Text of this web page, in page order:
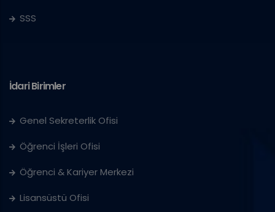
SSS
İdari Birimler
Genel Sekreterlik Ofisi
Öğrenci İşleri Ofisi
Öğrenci & Kariyer Merkezi
Lisansüstü Ofisi